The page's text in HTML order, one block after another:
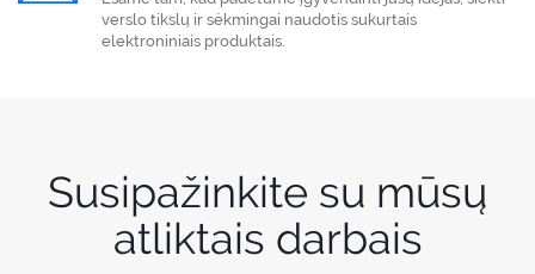
verslo tikslų ir sėkmingai naudotis sukurtais
elektroniniais produktais.
Susipažinkite su mūsų
atliktais darbais